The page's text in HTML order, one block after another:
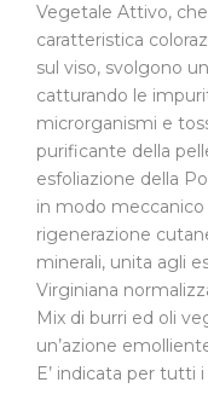
Vegetale Attivo,
caratteristica
sul viso, svolgono
catturando le
microrganismi e
purificante della
esfoliazione della
in modo
rigenerazione
minerali, unita agli
Virginiana
Mix di burri ed oli
un’azione
E’ indicata per tutti